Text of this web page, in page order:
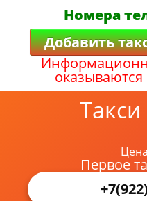
Номера
Добавить
Такси
Первое